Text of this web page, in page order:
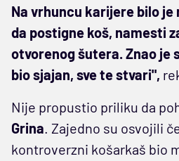
Na vrhuncu karijere bilo je
da postigne koš, namesti
otvorenog šutera. Znao je
bio sjajan, sve te stvari",
Nije propustio priliku da
Grina. Zajedno su osvojili
kontroverzni košarkaš bio